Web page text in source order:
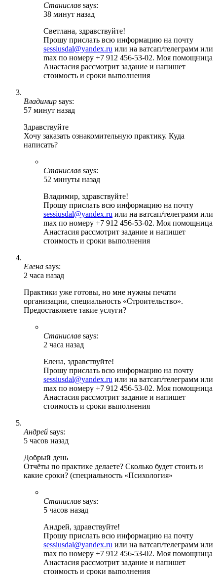
Станислав says:
38 минут назад
Светлана, здравствуйте!
Прошу прислать всю информацию на почту
sessiusdal@yandex.ru или на ватсап/телеграмм или
max по номеру +7 912 456-53-02. Моя помощница
Анастасия рассмотрит задание и напишет
стоимость и сроки выполнения
Владимир says:
57 минут назад
Здравствуйте
Хочу заказать ознакомительную практику. Куда
написать?
Станислав says:
52 минуты назад
Владимир, здравствуйте!
Прошу прислать всю информацию на почту
sessiusdal@yandex.ru или на ватсап/телеграмм или
max по номеру +7 912 456-53-02. Моя помощница
Анастасия рассмотрит задание и напишет
стоимость и сроки выполнения
Елена says:
2 часа назад
Практики уже готовы, но мне нужны печати
организации, специальность «Строительство».
Предоставляете такие услуги?
Станислав says:
2 часа назад
Елена, здравствуйте!
Прошу прислать всю информацию на почту
sessiusdal@yandex.ru или на ватсап/телеграмм или
max по номеру +7 912 456-53-02. Моя помощница
Анастасия рассмотрит задание и напишет
стоимость и сроки выполнения
Андрей says:
5 часов назад
Добрый день
Отчёты по практике делаете? Сколько будет стоить и
какие сроки? (специальность «Психология»
Станислав says:
5 часов назад
Андрей, здравствуйте!
Прошу прислать всю информацию на почту
sessiusdal@yandex.ru или на ватсап/телеграмм или
max по номеру +7 912 456-53-02. Моя помощница
Анастасия рассмотрит задание и напишет
стоимость и сроки выполнения